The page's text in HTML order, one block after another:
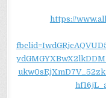
https://